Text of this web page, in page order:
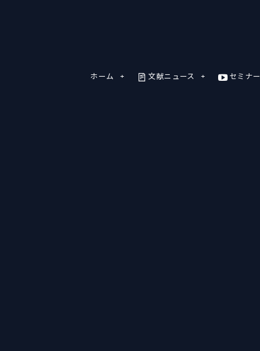
ホーム 文献ニュース セミナー